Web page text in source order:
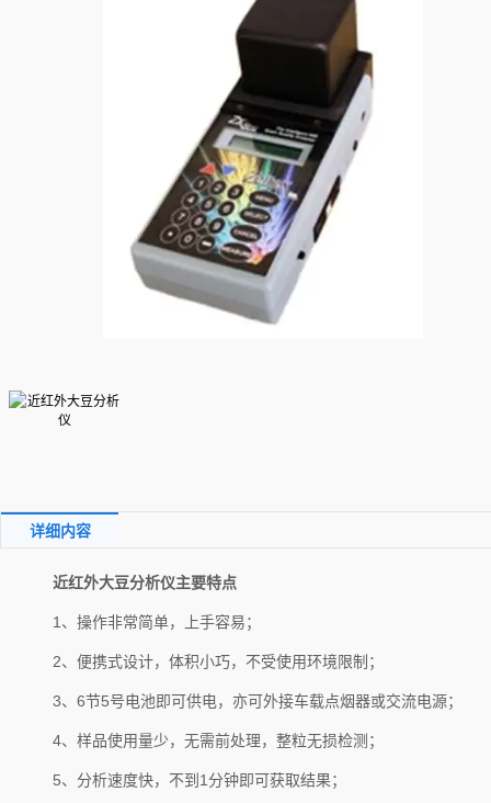
详细内容
近红外大豆分析仪主要特点
1、操作非常简单，上手容易；
2、便携式设计，体积小巧，不受使用环境限制；
3、6节5号电池即可供电，亦可外接车载点烟器或交流电源；
4、样品使用量少，无需前处理，整粒无损检测；
5、分析速度快，不到1分钟即可获取结果；